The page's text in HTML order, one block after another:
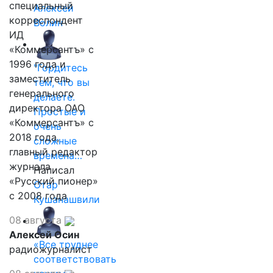
Алексей
Волин
"Гордитесь
тем, что вы
делаете.
Простые и
очень
сложные
времена…
Написал
Отар
Кушанашвили
«Все труднее
соответствовать
специальный
корреспондент
ИД
«Коммерсантъ» с
1996 года и
заместитель
генерального
директора ОАО
«Коммерсантъ» с
2018 года,
главный редактор
журнала
«Русский пионер»
с 2008 года
08 августа
Алексей Осин
радиожурналист